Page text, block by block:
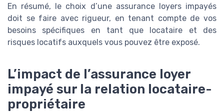
En résumé, le choix d’une assurance loyers impayés
doit se faire avec rigueur, en tenant compte de vos
besoins spécifiques en tant que locataire et des
risques locatifs auxquels vous pouvez être exposé.
L’impact de l’assurance loyer
impayé sur la relation locataire-
propriétaire